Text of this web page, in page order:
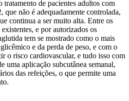
de pacientes adultos com
que não é adequadamente controlada,
continua a ser muito alta. Entre os
e por autorizados os
tem se mostrado como o mais
e da perda de peso, e com o
o risco cardiovascular, e tudo isso com
uma aplicação subcutânea semanal,
das refeições, o que permite uma